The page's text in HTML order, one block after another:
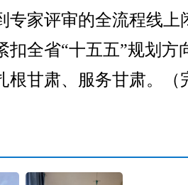
专家评审的全流程线上
扣全省“十五五”规划方
根甘肃、服务甘肃。（